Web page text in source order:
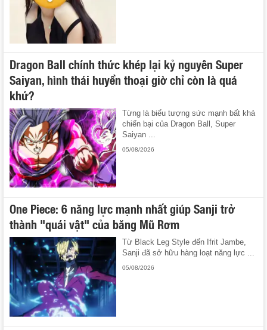
Dragon Ball chính thức khép lại kỷ nguyên Super
Saiyan, hình thái huyền thoại giờ chỉ còn là quá
khứ?
Từng là biểu tượng sức mạnh bất khả
chiến bại của Dragon Ball, Super
Saiyan ...
05/08/2026
One Piece: 6 năng lực mạnh nhất giúp Sanji trở
thành "quái vật" của băng Mũ Rơm
Từ Black Leg Style đến Ifrit Jambe,
Sanji đã sở hữu hàng loạt năng lực ...
05/08/2026